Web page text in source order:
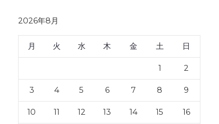
2026年8月
月 火 水 木 金 土 日
1 2
3 4 5 6 7 8 9
10 11 12 13 14 15 16